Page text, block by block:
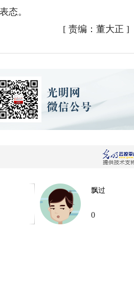
态。
[ 责编：董大正 ]
飘过
0